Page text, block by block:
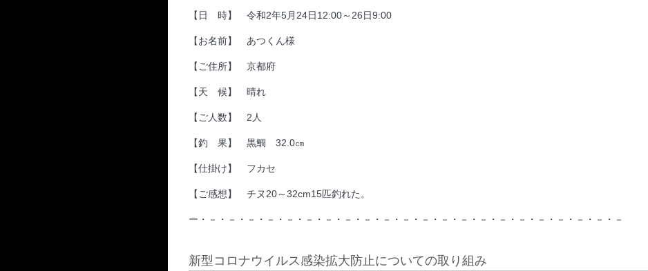
【日 時】 令和2年5月24日12:00～26日9:00
【お名前】 あつくん様
【ご住所】 京都府
【天 候】 晴れ
【ご人数】 2人
【釣 果】 黒鯛 32.0㎝
【仕掛け】 フカセ
【ご感想】 チヌ20～32cm15匹釣れた。
ー・－・－・－・－・－・－・－・－・－・－・－・－・－・－・－・－・－・－・－・－・－・－
新型コロナウイルス感染拡大防止についての取り組み